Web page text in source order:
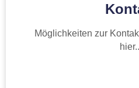
Möglichkeiten zur